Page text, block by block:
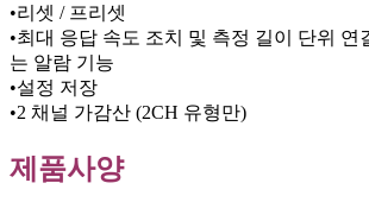
•리셋 / 프리셋
•최대 응답 속도 조치 및 측정 길이 단위 연
는 알람 기능
•설정 저장
•2 채널 가감산 (2CH 유형만)
제품사양